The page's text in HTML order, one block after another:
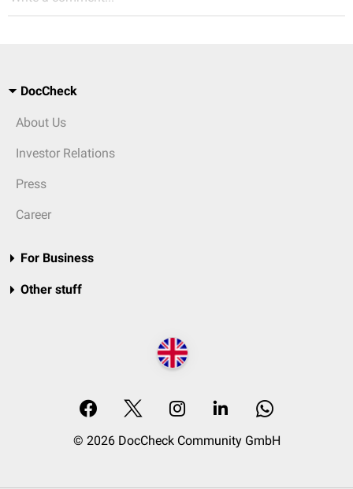
DocCheck
About Us
Investor Relations
Press
Career
For Business
Other stuff
© 2026 DocCheck Community GmbH